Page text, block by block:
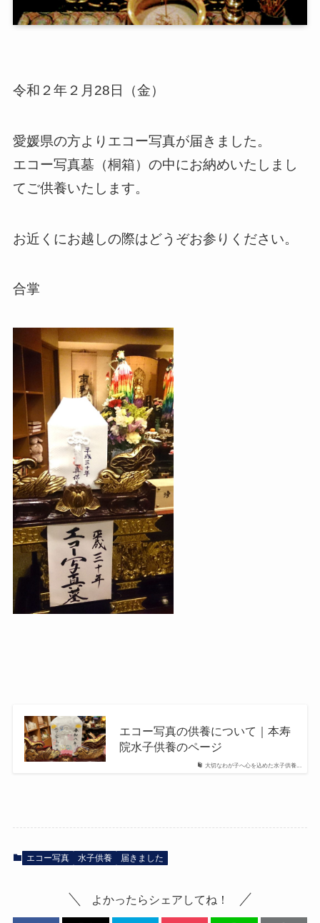
令和２年２月28日（金）
愛媛県の方よりエコー写真が届きました。
エコー写真墓（桐箱）の中にお納めいたしまし
てご供養いたします。
お近くにお越しの際はどうぞお参りください。
合掌
大切なわが子へ心を込めた水子供養...
エコー写真の供養について｜本寿
院水子供養のページ
エコー写真 水子供養 届きました
よかったらシェアしてね！